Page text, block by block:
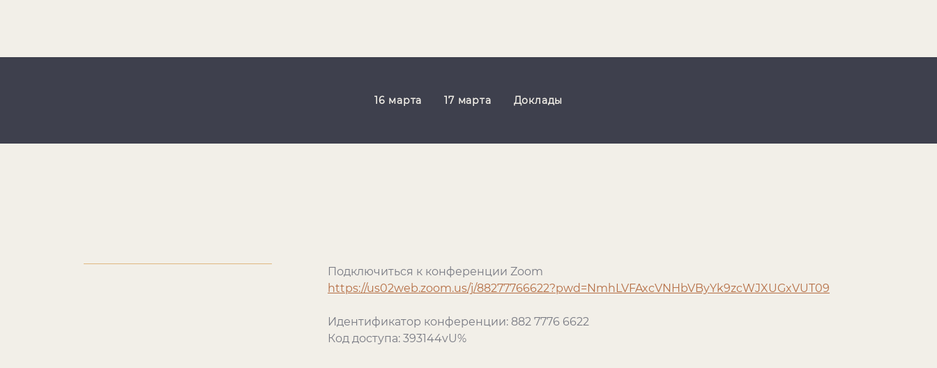
16 марта 17 марта Доклады
Подключиться к конференции Zoom
https://us02web.zoom.us/j/88277766622?pwd=NmhLVFAxcVNHbVByYk9zcWJXUGxVUT09
Идентификатор конференции: 882 7776 6622
Код доступа: 393144vU%